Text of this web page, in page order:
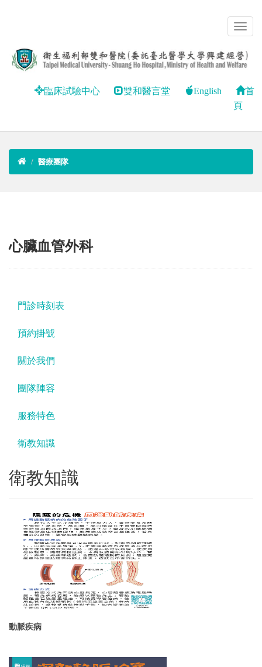
臨床試驗中心 雙和醫言堂 English
首
頁
醫療團隊
心臟血管外科
門診時刻表
預約掛號
關於我們
團隊陣容
服務特色
衛教知識
衛教知識
動脈疾病